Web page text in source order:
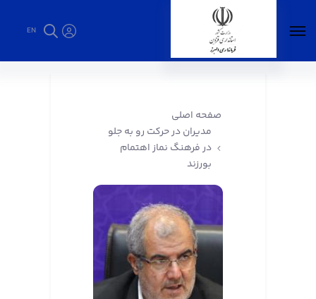
EN
صفحه اصلی
مدیران در حرکت رو به جلو
در فرهنگ نماز اهتمام
بورزند